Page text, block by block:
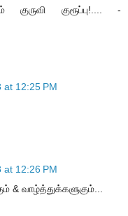
குருவி குரூப்பு!.... -
at 12:25 PM
at 12:26 PM
& வாழ்த்துக்களுகும்...